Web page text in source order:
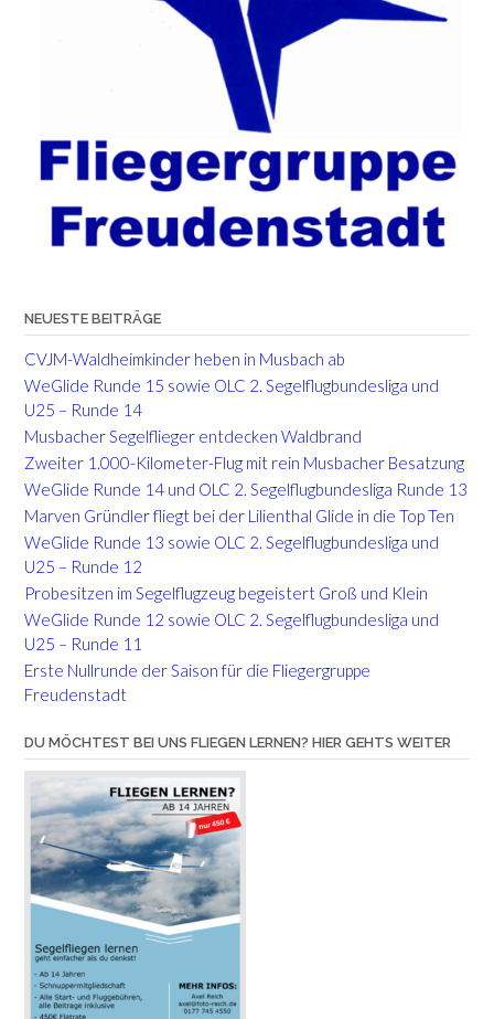
NEUESTE BEITRÄGE
CVJM-Waldheimkinder heben in Musbach ab
WeGlide Runde 15 sowie OLC 2. Segelflugbundesliga und
U25 – Runde 14
Musbacher Segelflieger entdecken Waldbrand
Zweiter 1.000-Kilometer-Flug mit rein Musbacher Besatzung
WeGlide Runde 14 und OLC 2. Segelflugbundesliga Runde 13
Marven Gründler fliegt bei der Lilienthal Glide in die Top Ten
WeGlide Runde 13 sowie OLC 2. Segelflugbundesliga und
U25 – Runde 12
Probesitzen im Segelflugzeug begeistert Groß und Klein
WeGlide Runde 12 sowie OLC 2. Segelflugbundesliga und
U25 – Runde 11
Erste Nullrunde der Saison für die Fliegergruppe
Freudenstadt
DU MÖCHTEST BEI UNS FLIEGEN LERNEN? HIER GEHTS WEITER